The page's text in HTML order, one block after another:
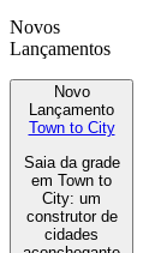
Novos
Lançamentos
Novo
Lançamento
Town to City
Saia da grade
em Town to
City: um
construtor de
cidades